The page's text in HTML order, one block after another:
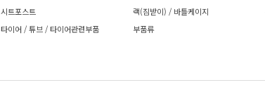
시트포스트 랙(짐받이) / 바틀케이지
타이어 / 튜브 / 타이어관련부품 부품류